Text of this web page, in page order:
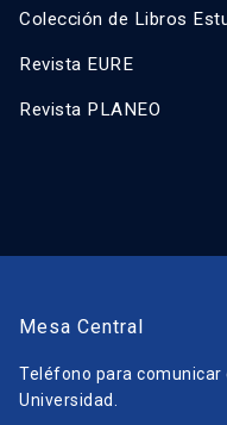
Colección de Libros
Revista EURE
Revista PLANEO
Mesa Central
Teléfono para comunicar
Universidad.